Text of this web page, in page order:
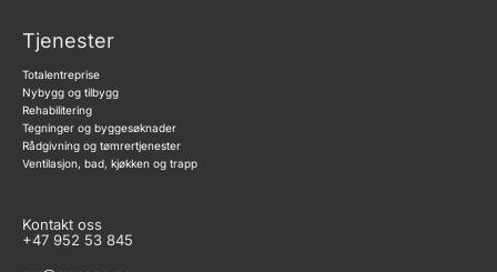
Tjenester
Totalentreprise
Nybygg og tilbygg
Rehabilitering
Tegninger og byggesøknader
Rådgivning og tømrertjenester
Ventilasjon, bad, kjøkken og trapp
Kontakt oss
+47 952 53 845